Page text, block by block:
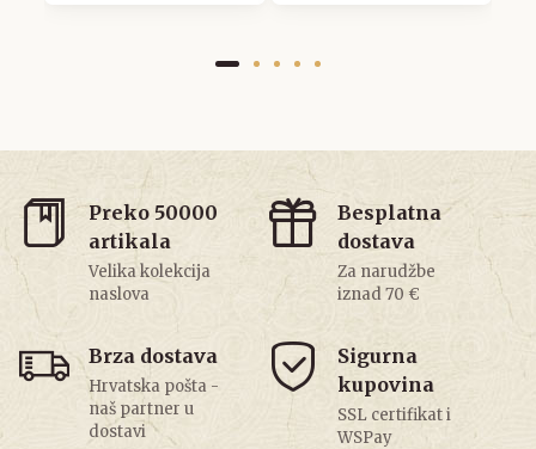
Preko 50000
artikala
Velika kolekcija
naslova
Besplatna
dostava
Za narudžbe
iznad 70 €
Brza dostava
Hrvatska pošta -
naš partner u
dostavi
Sigurna
kupovina
SSL certifikat i
WSPay